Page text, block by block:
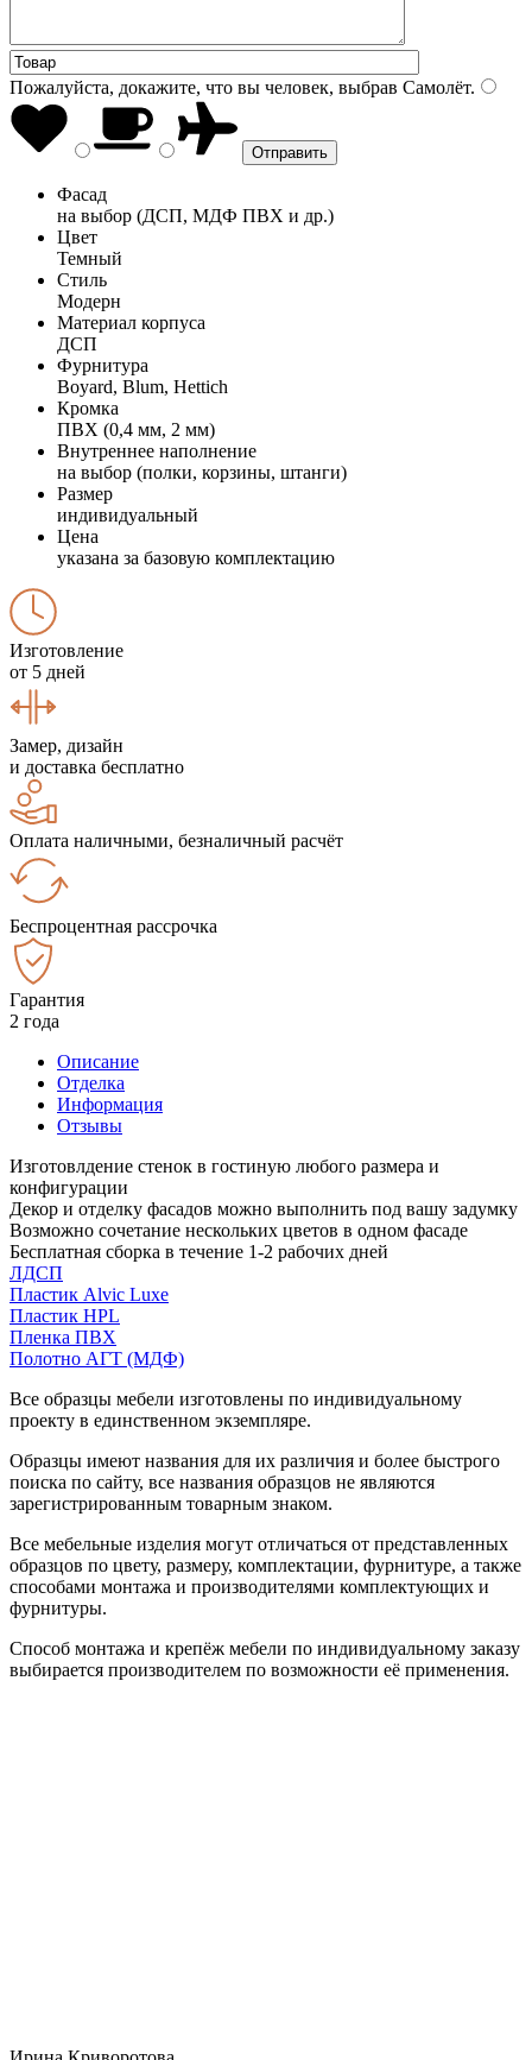
Пожалуйста, докажите, что вы человек, выбрав Самолёт.
Фасад
на выбор (ДСП, МДФ ПВХ и др.)
Цвет
Темный
Стиль
Модерн
Материал корпуса
ДСП
Фурнитура
Boyard, Blum, Hettich
Кромка
ПВХ (0,4 мм, 2 мм)
Внутреннее наполнение
на выбор (полки, корзины, штанги)
Размер
индивидуальный
Цена
указана за базовую комплектацию
Изготовление
от 5 дней
Замер, дизайн
и доставка бесплатно
Оплата наличными, безналичный расчёт
Беспроцентная рассрочка
Гарантия
2 года
Описание
Отделка
Информация
Отзывы
Изготовлдение стенок в гостиную любого размера и
конфигурации
Декор и отделку фасадов можно выполнить под вашу задумку
Возможно сочетание нескольких цветов в одном фасаде
Бесплатная сборка в течение 1-2 рабочих дней
ЛДСП
Пластик Alvic Luxe
Пластик HPL
Пленка ПВХ
Полотно АГТ (МДФ)
Все образцы мебели изготовлены по индивидуальному
проекту в единственном экземпляре.
Образцы имеют названия для их различия и более быстрого
поиска по сайту, все названия образцов не являются
зарегистрированным товарным знаком.
Все мебельные изделия могут отличаться от представленных
образцов по цвету, размеру, комплектации, фурнитуре, а также
способами монтажа и производителями комплектующих и
фурнитуры.
Способ монтажа и крепёж мебели по индивидуальному заказу
выбирается производителем по возможности её применения.